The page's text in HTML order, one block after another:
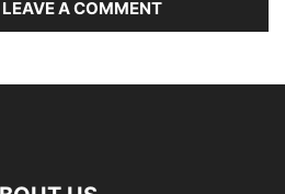
A COMMENT